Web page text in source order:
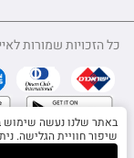
כל הזכויות שמורות לאייקר עדשות
שיפור חוויית הגלישה.